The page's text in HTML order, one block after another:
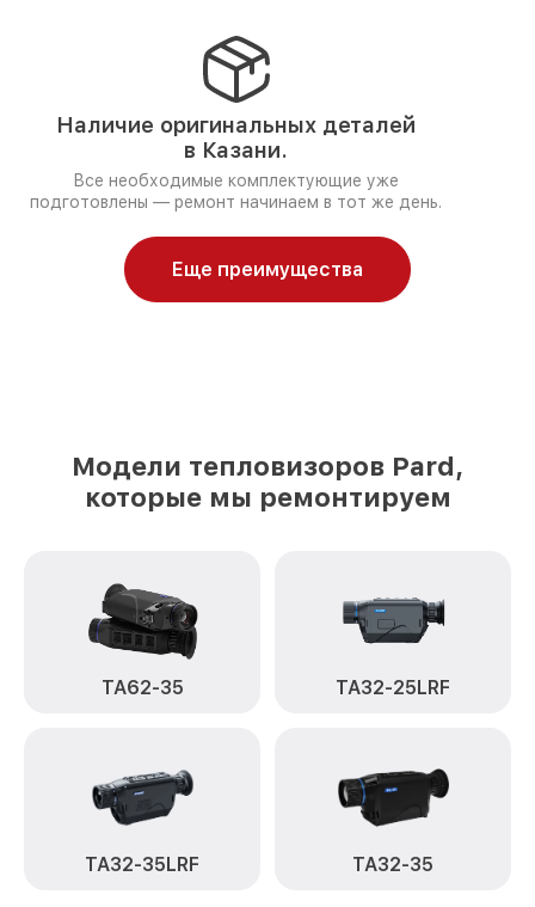
Наличие оригинальных деталей
в Казани.
Все необходимые комплектующие уже
подготовлены — ремонт начинаем в тот же день.
Еще преимущества
Модели тепловизоров Pard,
которые мы ремонтируем
TA62-35 TA32-25LRF
TA32-35LRF TA32-35